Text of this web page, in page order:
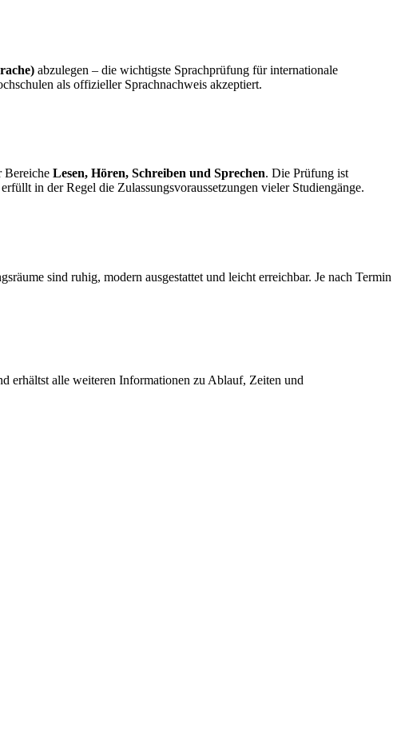
abzulegen – die wichtigste Sprachprüfung für internationale
als offizieller Sprachnachweis akzeptiert.
Bereiche Lesen, Hören, Schreiben und Sprechen. Die Prüfung ist
in der Regel die Zulassungsvoraussetzungen vieler Studiengänge.
sind ruhig, modern ausgestattet und leicht erreichbar. Je nach Termin
erhältst alle weiteren Informationen zu Ablauf, Zeiten und